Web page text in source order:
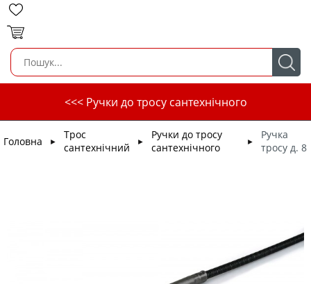
<<< Ручки до тросу сантехнічного
Головна ►
Трос
сантехнічний
►
Ручки до тросу
сантехнічного
►
Ручка
тросу д. 8